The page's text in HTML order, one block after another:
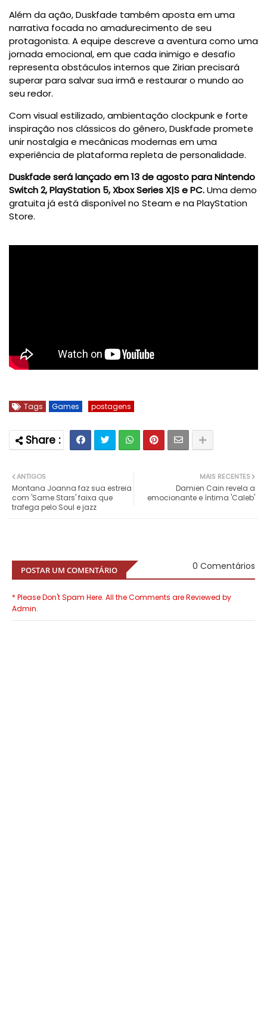
Além da ação, Duskfade também aposta em uma
narrativa focada no amadurecimento de seu
protagonista. A equipe descreve a aventura como uma
jornada emocional, em que cada inimigo e desafio
representa obstáculos internos que Zirian precisará
superar para salvar sua irmã e restaurar o mundo ao
seu redor.
Com visual estilizado, ambientação clockpunk e forte
inspiração nos clássicos do gênero, Duskfade promete
unir nostalgia e mecânicas modernas em uma
experiência de plataforma repleta de personalidade.
Duskfade será lançado em 13 de agosto para Nintendo
Switch 2, PlayStation 5, Xbox Series X|S e PC.Uma demo
gratuita já está disponível no Steam e na PlayStation
Store.
Tags Games postagens
MAIS RECENTES
Damien Cain revela a
emocionante e íntima 'Caleb'
ANTIGOS
Montana Joanna faz sua estreia
com 'Same Stars' faixa que
trafega pelo Soul e jazz
POSTAR UM COMENTÁRIO 0 Comentários
* Please Don't Spam Here. All the Comments are Reviewed by
Admin.